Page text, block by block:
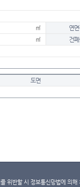
㎡
연
㎡
건
도면
위반할 시 정보통신망법에 의